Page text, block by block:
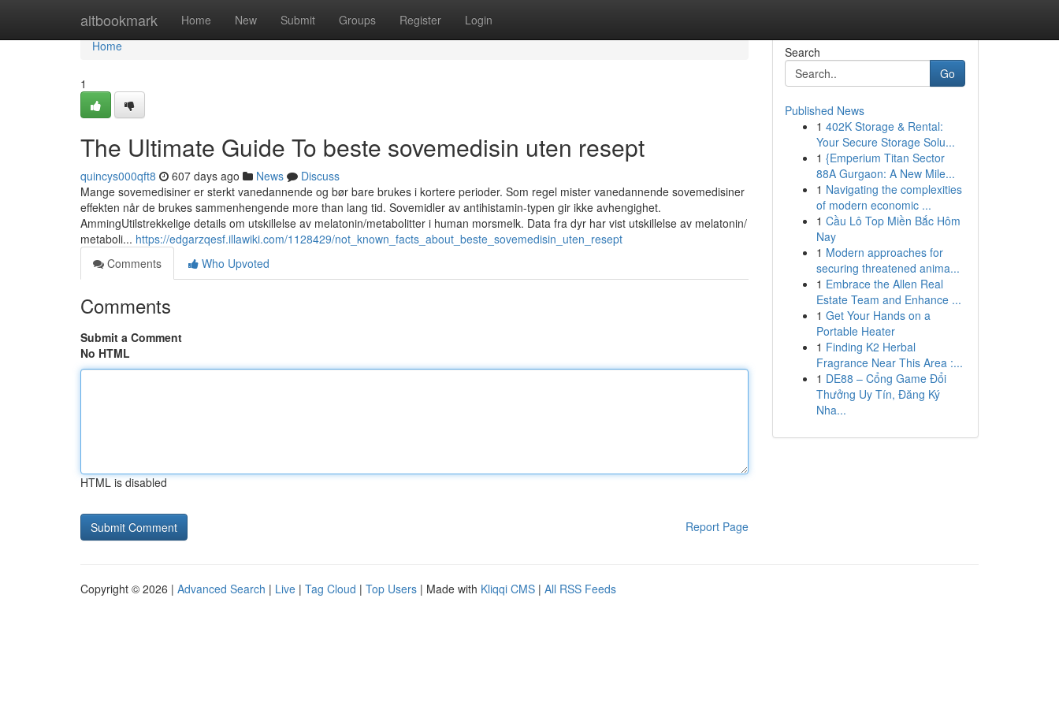
altbookmark Home New Submit Groups Register Login
Home
Home
1
The Ultimate Guide To beste sovemedisin uten resept
quincys000qft8 607 days ago News
Discuss
Mange sovemedisiner er sterkt vanedannende og bør bare brukes i kortere perioder. Som regel mister vanedannende sovemedisiner
effekten når de brukes sammenhengende more than lang tid. Sovemidler av antihistamin-typen gir ikke avhengighet.
AmmingUtilstrekkelige details om utskillelse av melatonin​/​metabolitter i human morsmelk. Data fra dyr har vist utskillelse av melatonin​/​
metaboli... https://edgarzqesf.illawiki.com/1128429/not_known_facts_about_beste_sovemedisin_uten_resept
Comments
Who Upvoted
Comments
Submit a Comment
No HTML
HTML is disabled
Report Page
Search
Go
Published News
1 402K Storage & Rental:
Your Secure Storage Solu...
1 {Emperium Titan Sector
88A Gurgaon: A New Mile...
1 Navigating the complexities
of modern economic ...
1 Cầu Lô Top Miền Bắc Hôm
Nay
1 Modern approaches for
securing threatened anima...
1 Embrace the Allen Real
Estate Team and Enhance ...
1 Get Your Hands on a
Portable Heater
1 Finding K2 Herbal
Fragrance Near This Area :...
1 DE88 – Cổng Game Đổi
Thưởng Uy Tín, Đăng Ký
Nha...
Copyright © 2026 | Advanced Search | Live | Tag Cloud | Top Users | Made with Kliqqi CMS | All RSS Feeds